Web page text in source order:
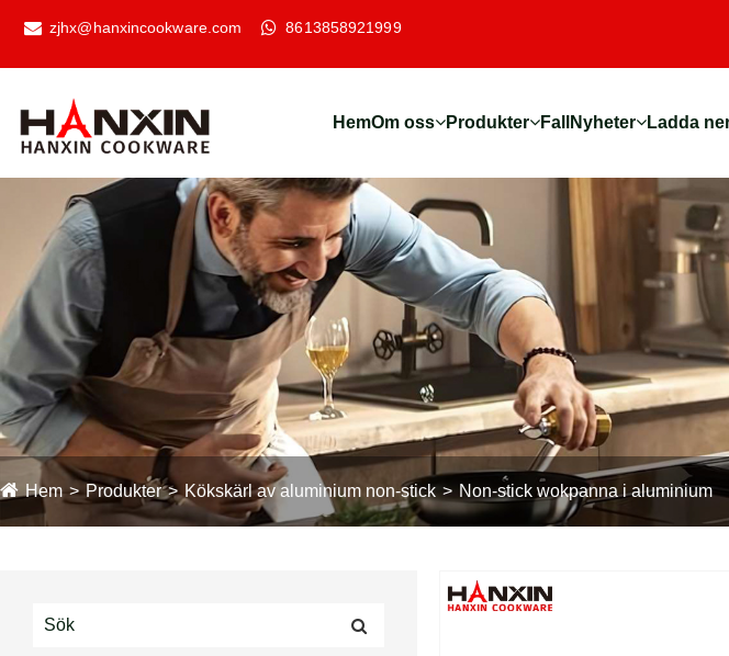
zjhx@hanxincookware.com 8613858921999
HemOm oss Produkter Fall Nyheter Ladda
Hem Produkter Kökskärl av aluminium non-stick Non-stick wokpanna i aluminium